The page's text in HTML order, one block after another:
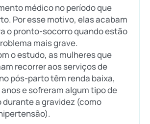
médico no período que
Por esse motivo, elas acabam
o pronto-socorro quando estão
mais grave.
o estudo, as mulheres que
recorrer aos serviços de
pós-parto têm renda baixa,
e sofreram algum tipo de
a gravidez (como